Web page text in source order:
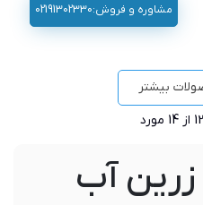
مشاوره و فروش:02191302330
بیشتر
آب